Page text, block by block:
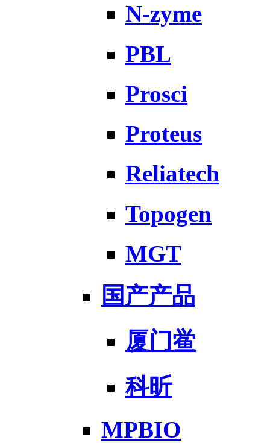
N-zyme
PBL
Prosci
Proteus
Reliatech
Topogen
MGT
国产产品
厦门鲎
科昕
MPBIO